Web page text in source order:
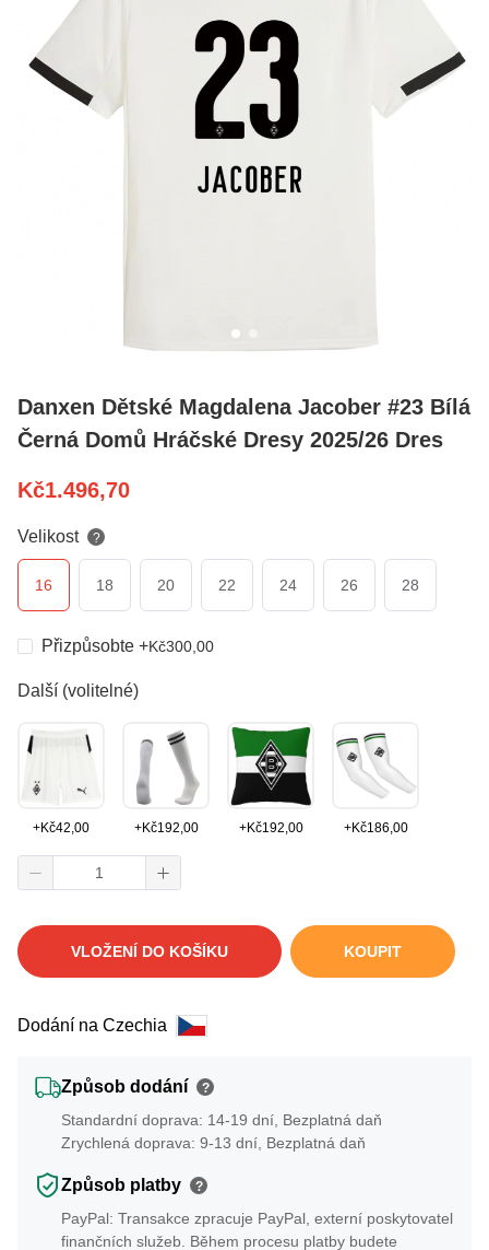
Danxen Dětské Magdalena Jacober #23 Bílá
Černá Domů Hráčské Dresy 2025/26 Dres
Kč1.496,70
Velikost ?
16 18 20 22 24 26 28
Přizpůsobte +Kč300,00
Další (volitelné)
+Kč42,00 +Kč192,00 +Kč192,00 +Kč186,00
VLOŽENÍ DO KOŠÍKU KOUPIT
Dodání na Czechia
Způsob dodání ?
Standardní doprava: 14-19 dní, Bezplatná daň
Zrychlená doprava: 9-13 dní, Bezplatná daň
Způsob platby ?
PayPal: Transakce zpracuje PayPal, externí poskytovatel
finančních služeb. Během procesu platby budete